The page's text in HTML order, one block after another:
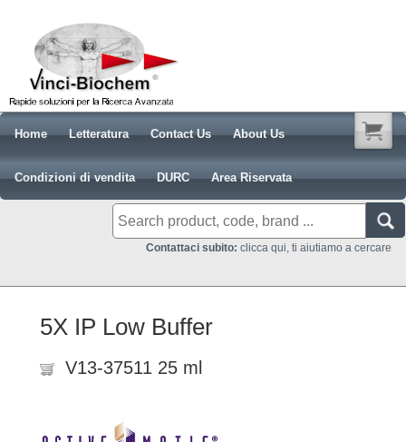
Home Letteratura Contact Us About Us
Condizioni di vendita DURC Area Riservata
Contattaci subito: clicca qui, ti aiutiamo a cercare
5X IP Low Buffer
V13-37511 25 ml